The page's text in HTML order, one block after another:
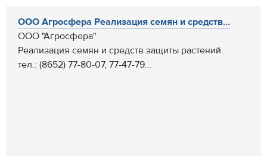
ООО Агросфера Реализация семян и средств...
ООО "Агросфера"
Реализация семян и средств защиты растений.
тел.: (8652) 77-80-07, 77-47-79...